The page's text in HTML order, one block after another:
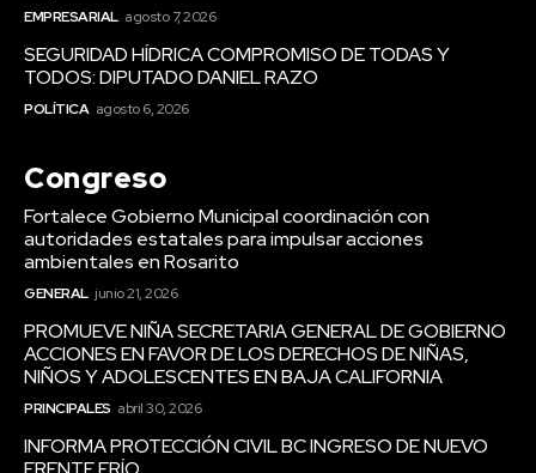
EMPRESARIAL agosto 7, 2026
SEGURIDAD HÍDRICA COMPROMISO DE TODAS Y
TODOS: DIPUTADO DANIEL RAZO
POLÍTICA agosto 6, 2026
Congreso
Fortalece Gobierno Municipal coordinación con
autoridades estatales para impulsar acciones
ambientales en Rosarito
GENERAL junio 21, 2026
PROMUEVE NIÑA SECRETARIA GENERAL DE GOBIERNO
ACCIONES EN FAVOR DE LOS DERECHOS DE NIÑAS,
NIÑOS Y ADOLESCENTES EN BAJA CALIFORNIA
PRINCIPALES abril 30, 2026
INFORMA PROTECCIÓN CIVIL BC INGRESO DE NUEVO